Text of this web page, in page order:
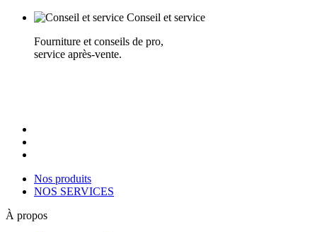
Conseil et service
Fourniture et conseils de pro,
service après-vente.
Nos produits
NOS SERVICES
À propos